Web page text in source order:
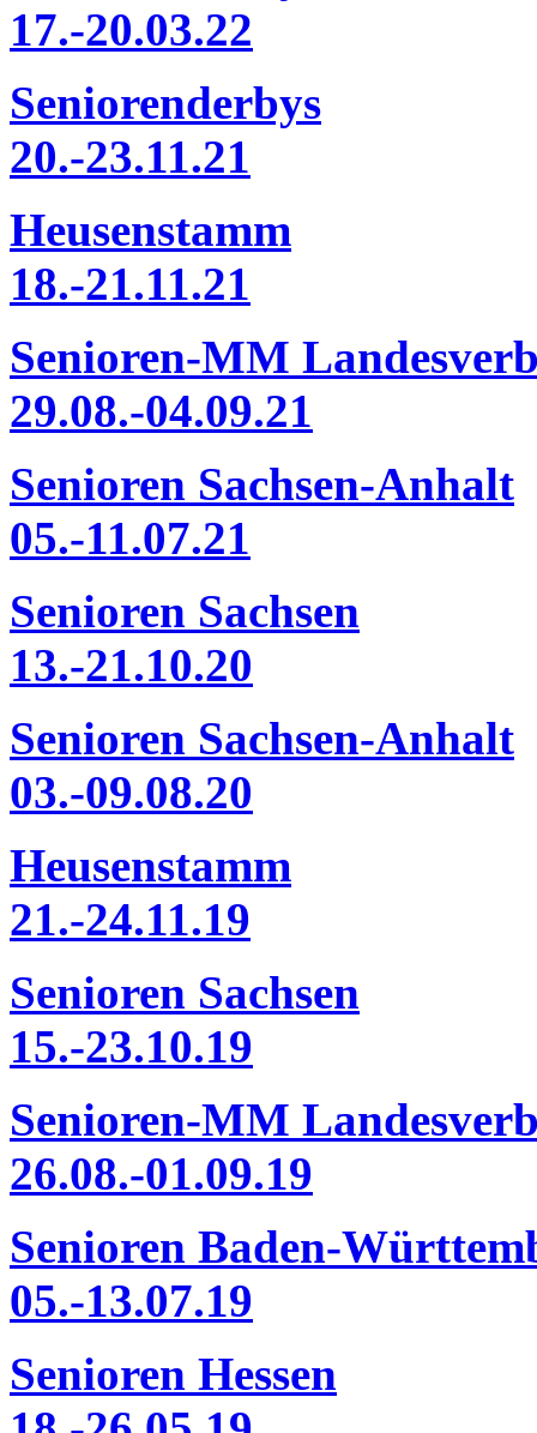
17.-20.03.22
Seniorenderbys
20.-23.11.21
Heusenstamm
18.-21.11.21
Senioren-MM
29.08.-04.09.21
Senioren Sachsen-Anhalt
05.-11.07.21
Senioren Sachsen
13.-21.10.20
Senioren Sachsen-Anhalt
03.-09.08.20
Heusenstamm
21.-24.11.19
Senioren Sachsen
15.-23.10.19
Senioren-MM
26.08.-01.09.19
Senioren Baden-
05.-13.07.19
Senioren Hessen